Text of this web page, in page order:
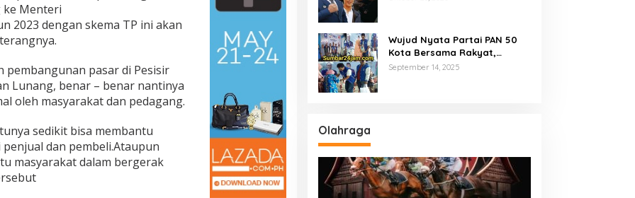
ke Menteri
2023 dengan skema TP ini akan
pembangunan pasar di Pesisir
Lunang, benar – benar nantinya
oleh masyarakat dan pedagang.
sedikit bisa membantu
dan pembeli.Ataupun
masyarakat dalam bergerak
Wujud Nyata Partai PAN 50
Kota Bersama Rakyat,
Marsanova Andesra SH,MH
September 14, 2025
Olahraga